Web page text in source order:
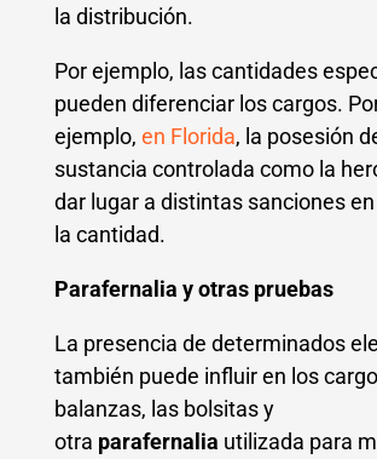
la distribución.
Por ejemplo, las cantidades
pueden diferenciar los cargos.
ejemplo, en Florida, la posesión
sustancia controlada como la
dar lugar a distintas sanciones
la cantidad.
Parafernalia y otras pruebas
La presencia de determinados
también puede influir en los
balanzas, las bolsitas y
otra parafernalia utilizada para